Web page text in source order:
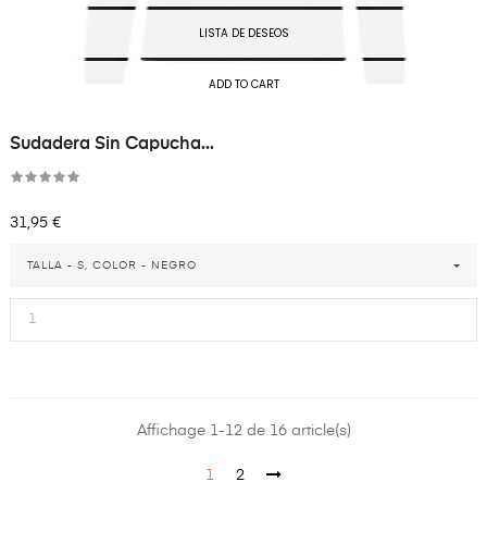
LISTA DE DESEOS
ADD TO CART
Sudadera Sin Capucha...
Precio
31,95 €
TALLA - S, COLOR - NEGRO
Affichage 1-12 de 16 article(s)
1 2